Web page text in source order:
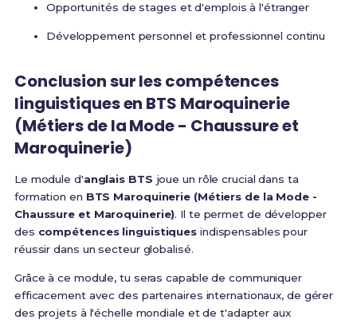
Opportunités de stages et d'emplois à l'étranger
Développement personnel et professionnel continu
Conclusion sur lescompétences
linguistiquesen BTS Maroquinerie
(Métiers de la Mode - Chaussure et
Maroquinerie)
Le module d'anglais BTS joue un rôle crucial dans ta
formation en BTS Maroquinerie (Métiers de la Mode -
Chaussure et Maroquinerie). Il te permet de développer
des compétences linguistiques indispensables pour
réussir dans un secteur globalisé.
Grâce à ce module, tu seras capable de communiquer
efficacement avec des partenaires internationaux, de gérer
des projets à l'échelle mondiale et de t'adapter aux